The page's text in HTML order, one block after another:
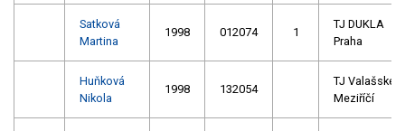
Satková
Martina
1998 012074 1
TJ DUKLA
Praha
Huňková
Nikola
1998 132054
TJ Valašské
Meziříčí